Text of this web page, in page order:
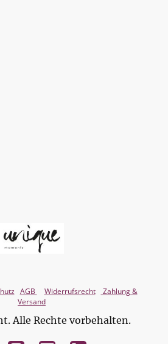
AGB Widerrufsrecht
Zahlung &
Versand
Alle Rechte vorbehalten.